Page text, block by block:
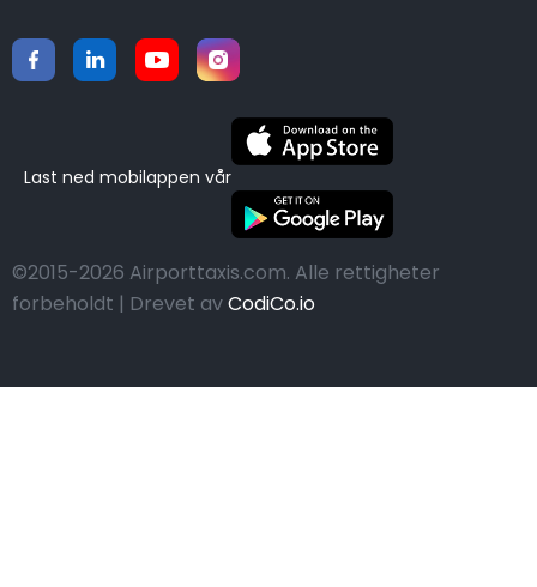
Last ned mobilappen vår
©2015-2026 Airporttaxis.com. Alle rettigheter
forbeholdt | Drevet avCodiCo.io